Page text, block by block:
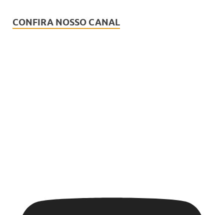
CONFIRA NOSSO CANAL